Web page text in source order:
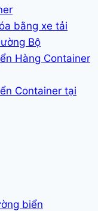
bằng xe tải
Bộ
Hàng Container
Container tại
biển